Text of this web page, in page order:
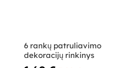
6 rankų patruliavimo
dekoracijų rinkinys